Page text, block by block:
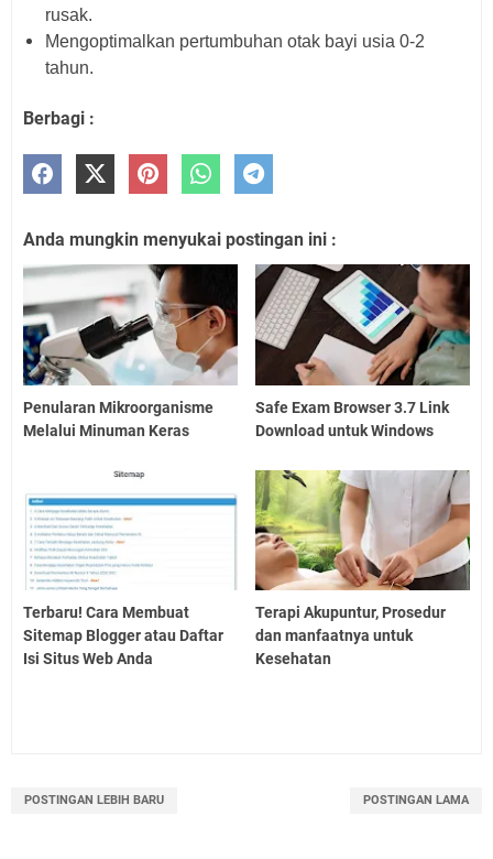
rusak.
Mengoptimalkan pertumbuhan otak bayi usia 0-2
tahun.
Berbagi :
Anda mungkin menyukai postingan ini :
Penularan Mikroorganisme
Melalui Minuman Keras
Safe Exam Browser 3.7 Link
Download untuk Windows
Terbaru! Cara Membuat
Sitemap Blogger atau Daftar
Isi Situs Web Anda
Terapi Akupuntur, Prosedur
dan manfaatnya untuk
Kesehatan
POSTINGAN LEBIH BARU POSTINGAN LAMA